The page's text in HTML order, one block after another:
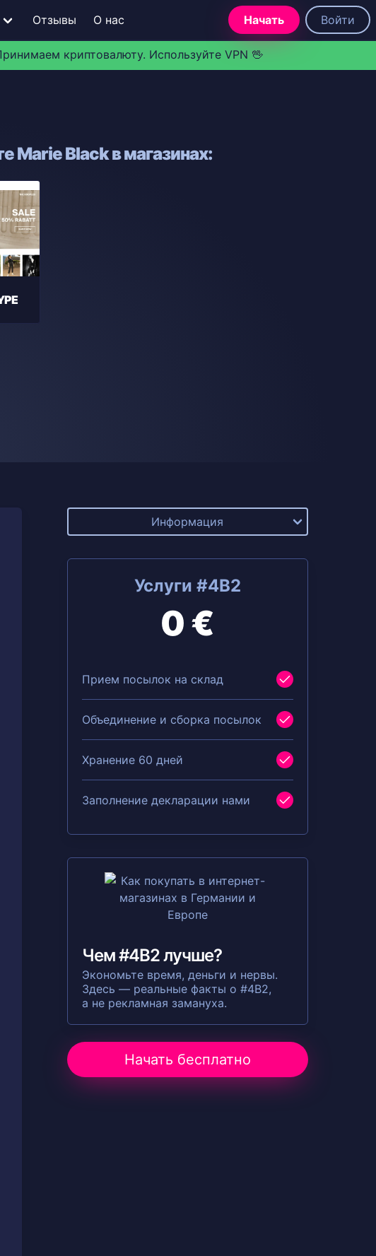
криптовалюту. Используйте VPN 🖖
Отзывы О нас Начать Войти
Marie Black в магазинах:
Информация
Услуги #4B2
0 €
Прием посылок на склад
Объединение и сборка посылок
Хранение 60 дней
Заполнение декларации нами
Чем #4B2 лучше?
Экономьте время, деньги и нервы.
Здесь — реальные факты о #4B2,
а не рекламная замануха.
Начать бесплатно